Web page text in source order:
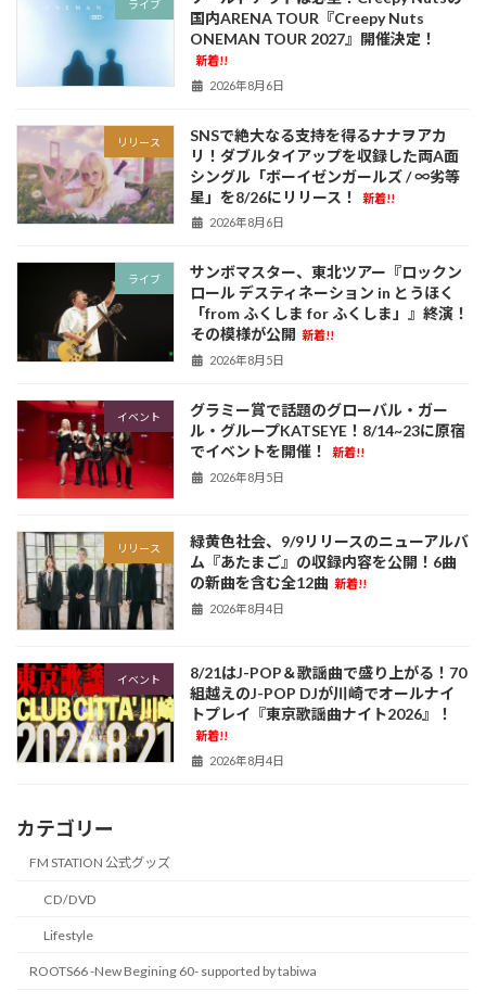
ライブ
国内ARENA TOUR『Creepy Nuts
ONEMAN TOUR 2027』開催決定！
新着!!
2026年8月6日
リリース
SNSで絶大なる支持を得るナナヲアカ
リ！ダブルタイアップを収録した両A面
シングル「ボーイゼンガールズ / ∞劣等
星」を8/26にリリース！
新着!!
2026年8月6日
ライブ
サンボマスター、東北ツアー『ロックン
ロール デスティネーション in とうほく
「from ふくしま for ふくしま」』終演！
その模様が公開 新着!!
2026年8月5日
イベント
グラミー賞で話題のグローバル・ガー
ル・グループKATSEYE！8/14~23に原宿
でイベントを開催！
新着!!
2026年8月5日
リリース
緑黄色社会、9/9リリースのニューアルバ
ム『あたまご』の収録内容を公開！6曲
の新曲を含む全12曲 新着!!
2026年8月4日
イベント
8/21はJ-POP＆歌謡曲で盛り上がる！70
組越えのJ-POP DJが川崎でオールナイ
トプレイ『東京歌謡曲ナイト2026』！
新着!!
2026年8月4日
カテゴリー
FM STATION 公式グッズ
CD/DVD
Lifestyle
ROOTS66 -New Begining 60- supported by tabiwa